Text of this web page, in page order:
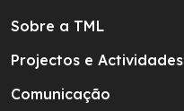
Sobre a TML
Projectos e Actividades
Comunicação